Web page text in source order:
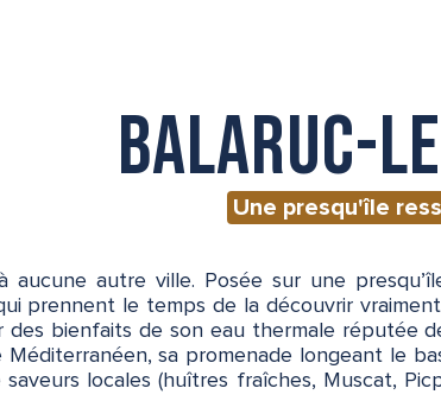
Balaruc-
Une presqu'île
aucune autre ville. Posée sur une
prennent le temps de la découvrir
bienfaits de son eau thermale réputée
sa promenade longeant le
locales (huîtres fraîches, Muscat,